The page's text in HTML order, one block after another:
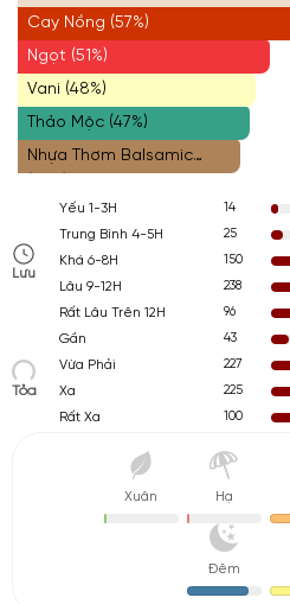
Cay Nồng (57%)
Ngọt (51%)
Vani (48%)
Thảo Mộc (47%)
Nhựa Thơm Balsamic
Lưu
Yếu 1-3H
14
Trung Bình 4-5H
25
Khá 6-8H
150
Lâu 9-12H
238
Rất Lâu Trên 12H
96
Tỏa
Gần
43
Vừa Phải
227
Xa
225
Rất Xa
100
Xuân Hạ
Đêm